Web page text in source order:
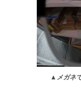
▲メガネ